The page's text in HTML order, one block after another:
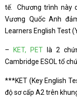
tế. Chương trình này
Vương Quốc Anh
Learners English Test
– KET, PET là 2
Cambridge ESOL tổ
***KET (Key English
độ sơ cấp A2 trên